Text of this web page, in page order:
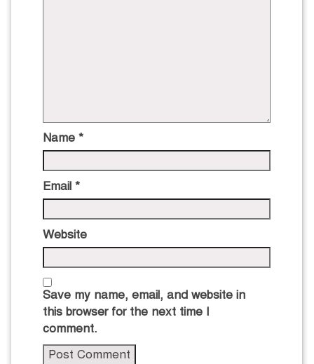
Name *
Email *
Website
Save my name, email, and website in
this browser for the next time I
comment.